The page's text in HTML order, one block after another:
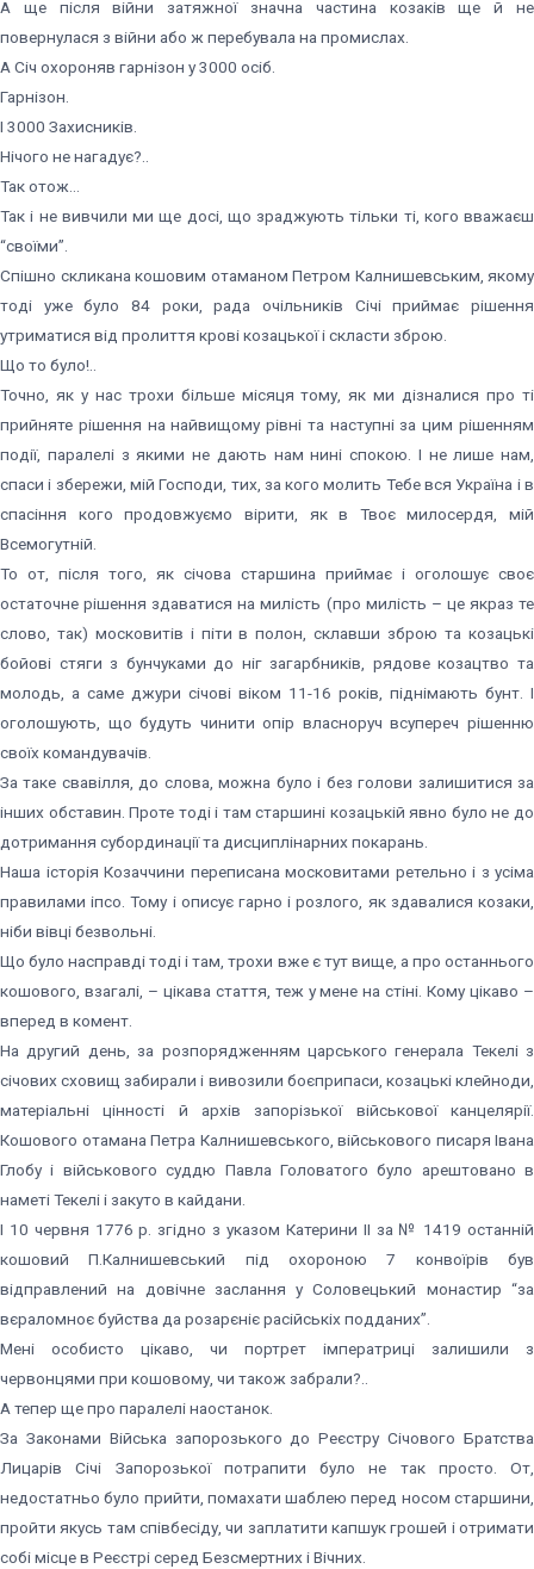
А ще після війни затяжної значна частина козаків ще й не
повернулася з війни або ж перебувала на промислах.
А Січ охороняв гарнізон у 3000 осіб.
Гарнізон.
І 3000 Захисників.
Нічого не нагадує?..
Так отож…
Так і не вивчили ми ще досі, що зраджують тільки ті, кого вважаєш
“своїми”.
Спішно скликана кошовим отаманом Петром Калнишевським, якому
тоді уже було 84 роки, рада очільників Січі приймає рішення
утриматися від пролиття крові козацької і скласти зброю.
Що то було!..
Точно, як у нас трохи більше місяця тому, як ми дізналися про ті
прийняте рішення на найвищому рівні та наступні за цим рішенням
події, паралелі з якими не дають нам нині спокою. І не лише нам,
спаси і збережи, мій Господи, тих, за кого молить Тебе вся Україна і в
спасіння кого продовжуємо вірити, як в Твоє милосердя, мій
Всемогутній.
То от, після того, як січова старшина приймає і оголошує своє
остаточне рішення здаватися на милість (про милість – це якраз те
слово, так) московитів і піти в полон, склавши зброю та козацькі
бойові стяги з бунчуками до ніг загарбників, рядове козацтво та
молодь, а саме джури січові віком 11-16 років, піднімають бунт. І
оголошують, що будуть чинити опір власноруч всупереч рішенню
своїх командувачів.
За таке свавілля, до слова, можна було і без голови залишитися за
інших обставин. Проте тоді і там старшині козацькій явно було не до
дотримання субординації та дисциплінарних покарань.
Наша історія Козаччини переписана московитами ретельно і з усіма
правилами іпсо. Тому і описує гарно і розлого, як здавалися козаки,
ніби вівці безвольні.
Що було насправді тоді і там, трохи вже є тут вище, а про останнього
кошового, взагалі, – цікава стаття, теж у мене на стіні. Кому цікаво –
вперед в комент.
На другий день, за розпорядженням царського генерала Текелі з
січових сховищ забирали і вивозили боєприпаси, козацькі клейноди,
матеріальні цінності й архів запорізької військової канцелярії.
Кошового отамана Петра Калнишевського, військового писаря Івана
Глобу і військового суддю Павла Головатого було арештовано в
наметі Текелі і закуто в кайдани.
І 10 червня 1776 р. згідно з указом Катерини ІІ за № 1419 останній
кошовий П.Калнишевський під охороною 7 конвоїрів був
відправлений на довічне заслання у Соловецький монастир “за
вєраломноє буйства да розарєніє расійськіх подданих”.
Мені особисто цікаво, чи портрет імператриці залишили з
червонцями при кошовому, чи також забрали?..
А тепер ще про паралелі наостанок.
За Законами Війська запорозького до Реєстру Січового Братства
Лицарів Січі Запорозької потрапити було не так просто. От,
недостатньо було прийти, помахати шаблею перед носом старшини,
пройти якусь там співбесіду, чи заплатити капшук грошей і отримати
собі місце в Реєстрі серед Безсмертних і Вічних.